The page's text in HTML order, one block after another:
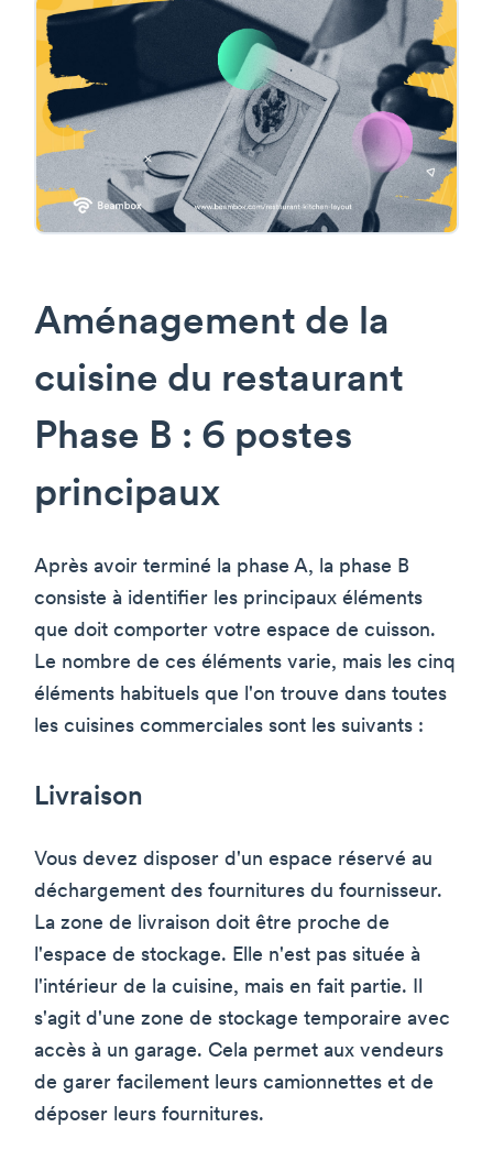
Aménagement de la
cuisine du restaurant
Phase B : 6 postes
principaux
Après avoir terminé la phase A, la phase B
consiste à identifier les principaux éléments
que doit comporter votre espace de cuisson.
Le nombre de ces éléments varie, mais les cinq
éléments habituels que l'on trouve dans toutes
les cuisines commerciales sont les suivants :
Livraison
Vous devez disposer d'un espace réservé au
déchargement des fournitures du fournisseur.
La zone de livraison doit être proche de
l'espace de stockage. Elle n'est pas située à
l'intérieur de la cuisine, mais en fait partie. Il
s'agit d'une zone de stockage temporaire avec
accès à un garage. Cela permet aux vendeurs
de garer facilement leurs camionnettes et de
déposer leurs fournitures.